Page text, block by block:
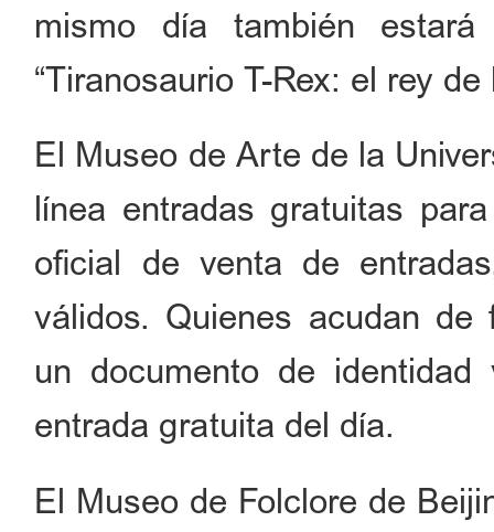
mismo día también
“Tiranosaurio T-Rex: el rey
El Museo de Arte de la
línea entradas gratuitas
oficial de venta de
válidos. Quienes acudan de
un documento de
entrada gratuita del día.
El Museo de Folclore de